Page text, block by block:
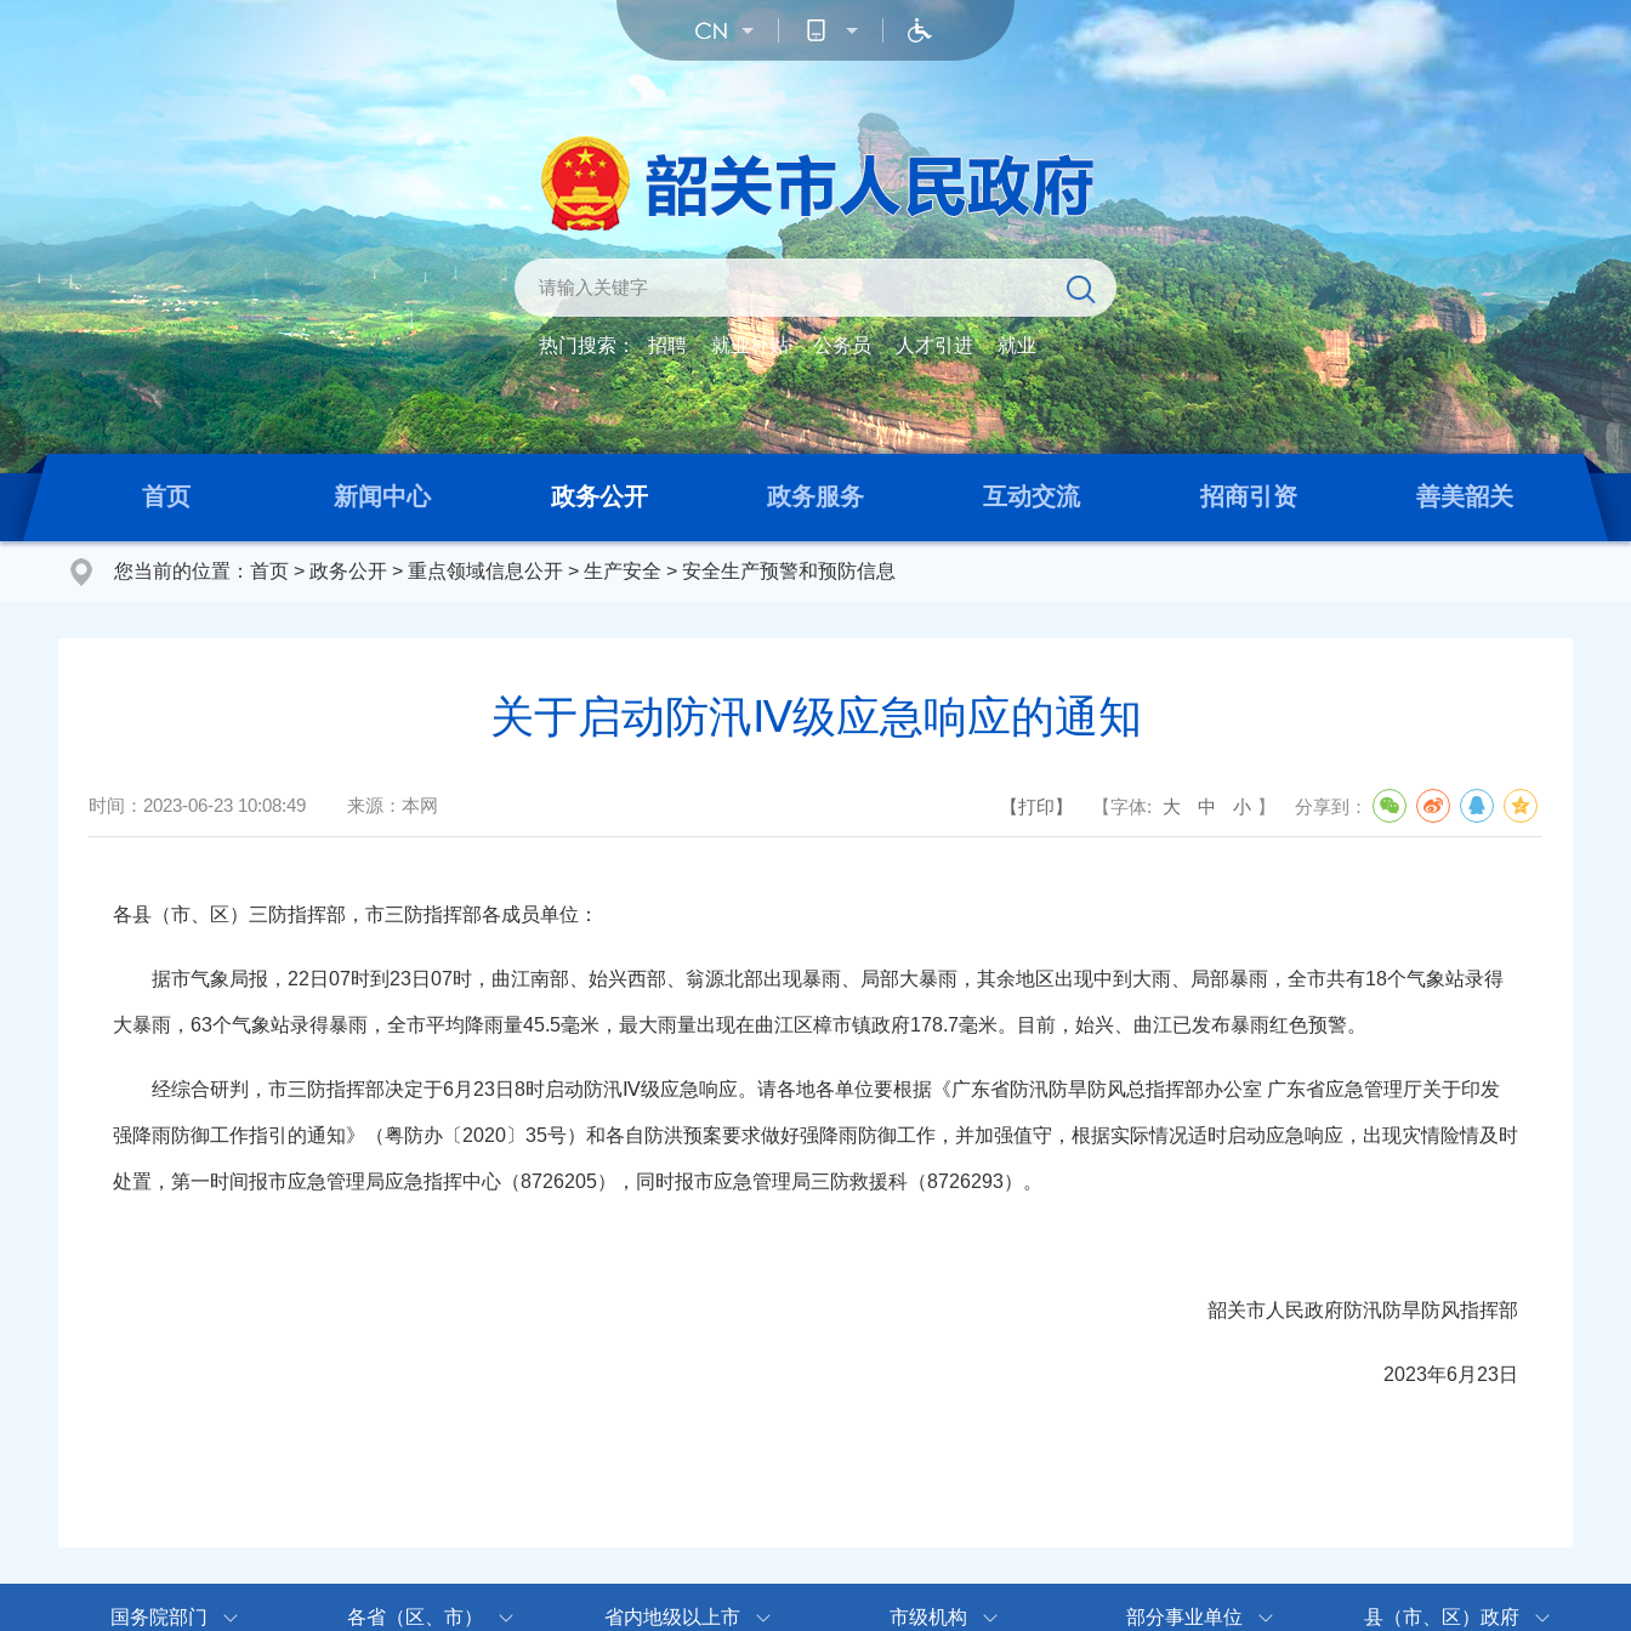
热门搜索： 招聘 就业补贴 公务员 人才引进 就业
首页 新闻中心 政务公开 政务服务 互动交流 招商引资 善美韶关
您当前的位置： 首页 > 政务公开 > 重点领域信息公开 > 生产安全 > 安全生产预警和预防信息
关于启动防汛Ⅳ级应急响应的通知
时间： 2023-06-23 10:08:49 来源： 本网 【打印】 【字体: 大 中 小 】 分享到：
各县（市、区）三防指挥部，市三防指挥部各成员单位：
据市气象局报，22日07时到23日07时，曲江南部、始兴西部、翁源北部出现暴雨、局部大暴雨，其余地区出现中到大雨、局部暴雨，全市共有18个气象站录得
大暴雨，63个气象站录得暴雨，全市平均降雨量45.5毫米，最大雨量出现在曲江区樟市镇政府178.7毫米。目前，始兴、曲江已发布暴雨红色预警。
经综合研判，市三防指挥部决定于6月23日8时启动防汛Ⅳ级应急响应。请各地各单位要根据《广东省防汛防旱防风总指挥部办公室 广东省应急管理厅关于印发
强降雨防御工作指引的通知》（粤防办〔2020〕35号）和各自防洪预案要求做好强降雨防御工作，并加强值守，根据实际情况适时启动应急响应，出现灾情险情及时
处置，第一时间报市应急管理局应急指挥中心（8726205），同时报市应急管理局三防救援科（8726293）。
韶关市人民政府防汛防旱防风指挥部
2023年6月23日
国务院部门 各省（区、市） 省内地级以上市 市级机构 部分事业单位 县（市、区）政府